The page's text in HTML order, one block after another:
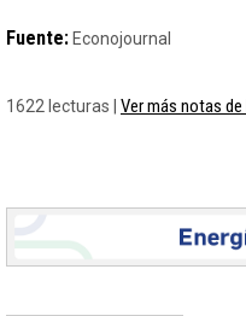
Fuente: Econojournal
1622 lecturas | Ver más notas